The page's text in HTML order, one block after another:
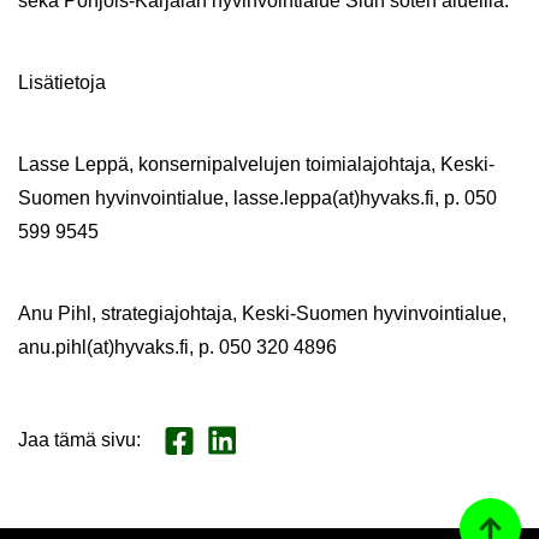
Li­sä­tie­to­ja
Lasse Leppä, kon­ser­ni­pal­ve­lu­jen toi­mia­la­joh­ta­ja, Keski-​
Suomen hy­vin­voin­tia­lue, lasse.leppa(at)hy­vaks.fi, p. 050
599 9545
Anu Pihl, stra­te­gia­joh­ta­ja, Keski-​Suomen hy­vin­voin­tia­lue,
anu.pihl(at)hy­vaks.fi, p. 050 320 4896
Jaa tämä sivu: Jaa Face­book
Jaa Lin­ke­dI­nis­sä